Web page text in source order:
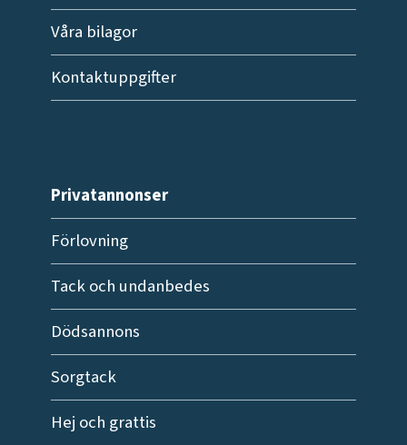
Våra bilagor
Kontaktuppgifter
Privatannonser
Förlovning
Tack och undanbedes
Dödsannons
Sorgtack
Hej och grattis